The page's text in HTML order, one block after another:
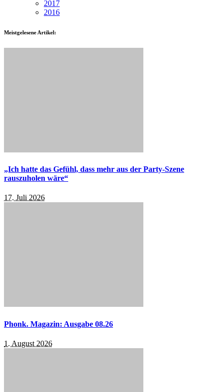
2017
2016
Meistgelesene Artikel:
„Ich hatte das Gefühl, dass mehr aus der Party-Szene
rauszuholen wäre“
17. Juli 2026
Phonk. Magazin: Ausgabe 08.26
1. August 2026